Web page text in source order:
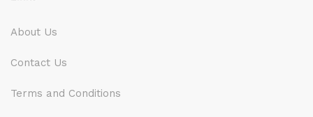
About Us
Contact Us
Terms and Conditions